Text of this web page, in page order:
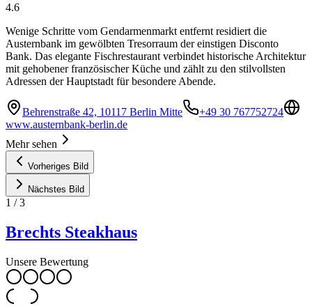
4.6
Wenige Schritte vom Gendarmenmarkt entfernt residiert die
Austernbank im gewölbten Tresorraum der einstigen Disconto
Bank. Das elegante Fischrestaurant verbindet historische Architektur
mit gehobener französischer Küche und zählt zu den stilvollsten
Adressen der Hauptstadt für besondere Abende.
Behrenstraße 42, 10117 Berlin Mitte
+49 30 767752724
www.austernbank-berlin.de
Mehr sehen
Vorheriges Bild
Nächstes Bild
1 /3
Brechts Steakhaus
Unsere Bewertung